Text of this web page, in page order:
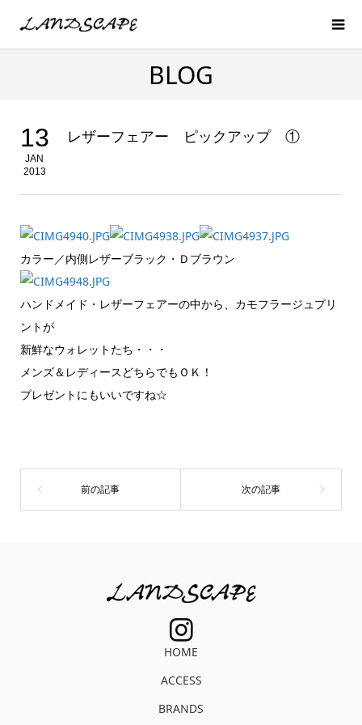
BLOG
13
JAN
2013
レザーフェアー ピックアップ ①
カラー／内側レザーブラック・Ｄブラウン
ハンドメイド・レザーフェアーの中から、カモフラージュプリ
ントが
新鮮なウォレットたち・・・
メンズ＆レディースどちらでもＯＫ！
プレゼントにもいいですね☆
HOME
ACCESS
BRANDS